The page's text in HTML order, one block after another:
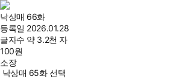
낙상매 66화
등록일 2026.01.28
글자수 약 3.2천 자
100원
소장
낙상매 65화 선택